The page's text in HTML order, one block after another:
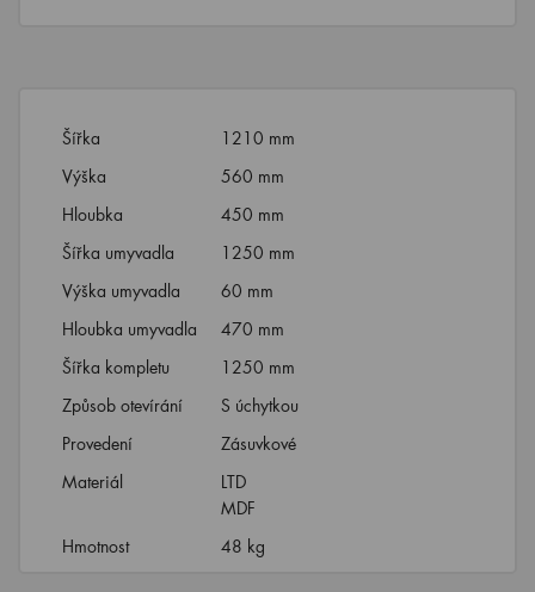
Šířka
1210 mm
Výška
560 mm
Hloubka
450 mm
Šířka umyvadla
1250 mm
Výška umyvadla
60 mm
Hloubka umyvadla
470 mm
Šířka kompletu
1250 mm
Způsob otevírání
S úchytkou
Provedení
Zásuvkové
Materiál
LTD
MDF
Hmotnost
48 kg